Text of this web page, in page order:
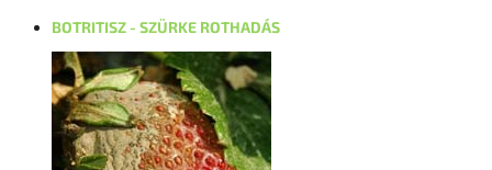
BOTRITISZ - SZÜRKE ROTHADÁS